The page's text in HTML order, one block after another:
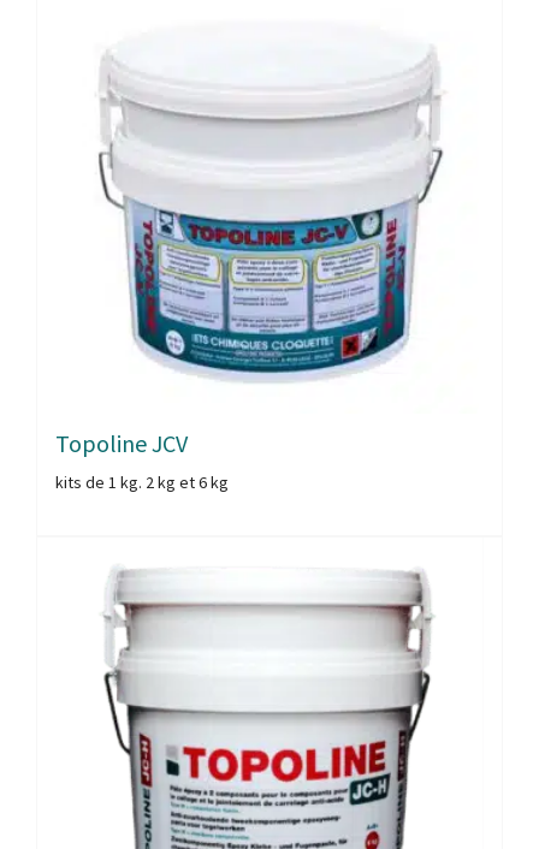
Topoline JCV
kits de 1 kg. 2 kg et 6 kg